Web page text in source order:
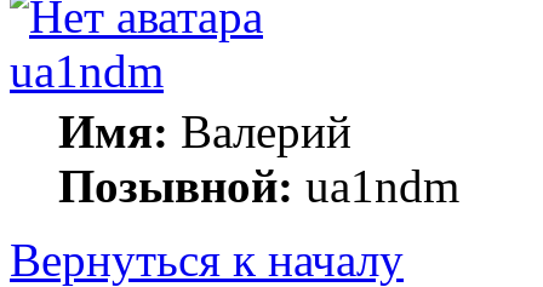
ua1ndm
Имя: Валерий
Позывной: ua1ndm
Вернуться к началу